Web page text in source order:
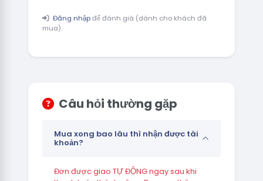
Đăng nhậpđể đánh giá (dành cho khách đã
mua).
Câu hỏi thường gặp
Mua xong bao lâu thì nhận được tài
khoản?
Đơn được giao TỰ ĐỘNG ngay sau khi